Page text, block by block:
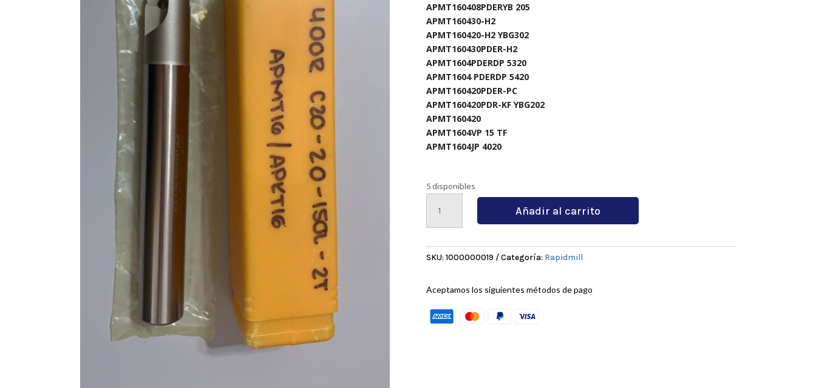
APMT160408PDERYB 205
APMT160430-H2
APMT160420-H2 YBG302
APMT160430PDER-H2
APMT1604PDERDP 5320
APMT1604 PDERDP 5420
APMT160420PDER-PC
APMT160420PDR-KF YBG202
APMT160420
APMT1604VP 15 TF
APMT1604JP 4020
5 disponibles
C20-
20-
2T
Añadir al carrito
SKU: 1000000019 Categoría: Rapidmill
Aceptamos los siguientes métodos de pago